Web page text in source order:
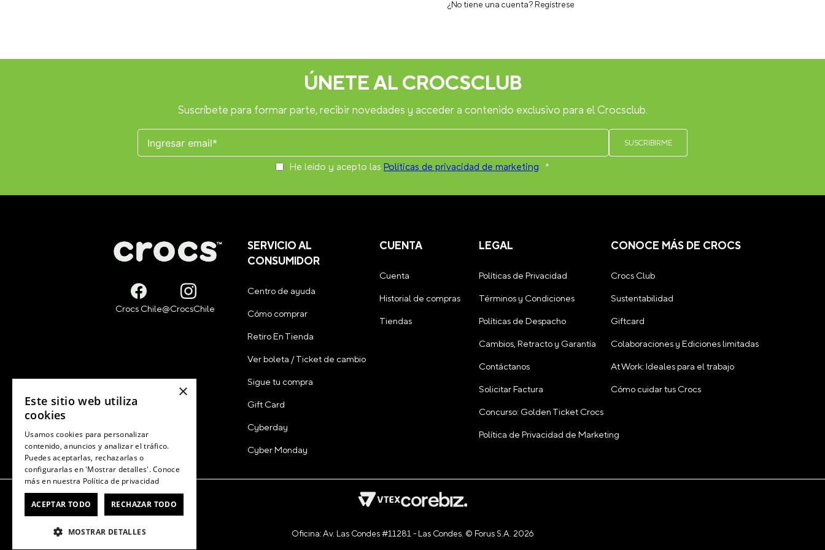
¿No tiene una cuenta? Regístrese
ÚNETE AL CROCSCLUB
Suscríbete para formar parte, recibir novedades y acceder a contenido exclusivo para el Crocsclub.
He leído y acepto las Políticas de privacidad de marketing *
SERVICIO AL
CONSUMIDOR
Centro de ayuda
Cómo comprar
Retiro En Tienda
Ver boleta / Ticket de cambio
Sigue tu compra
Gift Card
Cyberday
Cyber Monday
CUENTA
Cuenta
Historial de compras
Tiendas
LEGAL
Políticas de Privacidad
Términos y Condiciones
Políticas de Despacho
Cambios, Retracto y Garantía
Contáctanos
Solicitar Factura
Concurso: Golden Ticket Crocs
Política de Privacidad de Marketing
CONOCE MÁS DE CROCS
Crocs Club
Sustentabilidad
Giftcard
Colaboraciones y Ediciones limitadas
At Work: Ideales para el trabajo
Cómo cuidar tus Crocs
Oficina: Av. Las Condes #11281 - Las Condes. © Forus S.A. 2026
×
Este sitio web utiliza
cookies
Usamos cookies para personalizar
contenido, anuncios y analizar el tráfico.
Puedes aceptarlas, rechazarlas o
configurarlas en 'Mostrar detalles'. Conoce
más en nuestra Política de privacidad
ACEPTAR TODO RECHAZAR TODO
MOSTRAR DETALLES